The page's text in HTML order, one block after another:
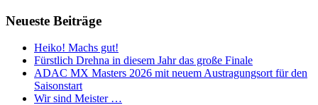
Neueste Beiträge
Heiko! Machs gut!
Fürstlich Drehna in diesem Jahr das große Finale
ADAC MX Masters 2026 mit neuem Austragungsort für den
Saisonstart
Wir sind Meister …